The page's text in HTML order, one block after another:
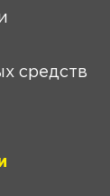
средств